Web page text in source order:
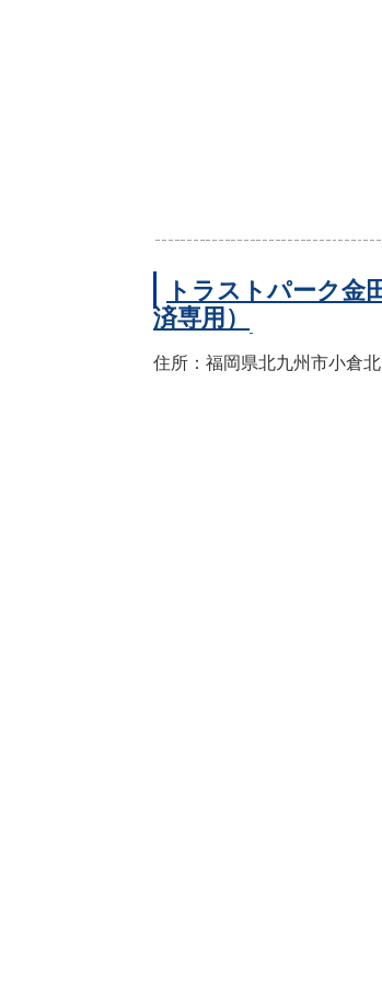
トラストパーク金
済専用）
住所：福岡県北九州市小倉